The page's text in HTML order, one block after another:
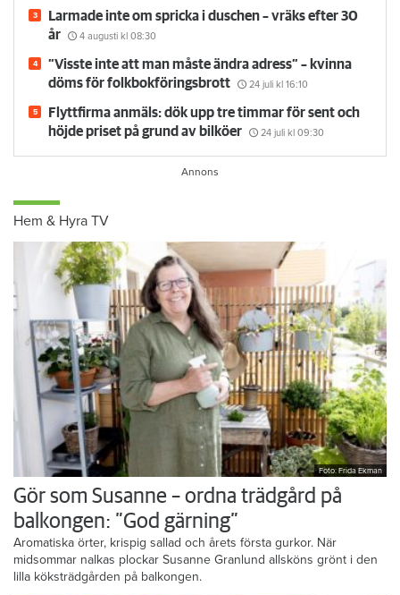
betala 300 000
30 juli kl 08:30
Larmade inte om spricka i duschen – vräks efter 30
år
4 augusti kl 08:30
”Visste inte att man måste ändra adress” – kvinna
döms för folkbokföringsbrott
kl 16:10
Flyttfirma anmäls: dök upp tre timmar för sent och
höjde priset på grund av bilköer
24 juli kl 09:30
Hem & Hyra TV
Foto: Frida Ekman
Gör som Susanne – ordna trädgård på
balkongen: ”God gärning”
Aromatiska örter, krispig sallad och årets första gurkor. När
midsommar nalkas plockar Susanne Granlund allsköns grönt i den